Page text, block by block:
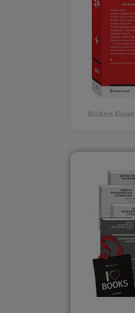
Wolters